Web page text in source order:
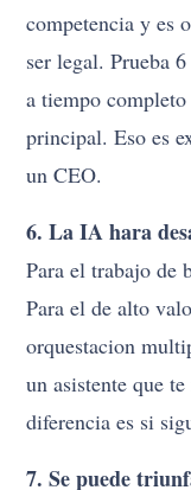
competencia y es
ser legal. Prueba
a tiempo
principal. Eso es
un CEO.
6. La IA hara
Para el trabajo de
Para el de alto
orquestacion
un asistente que
diferencia es si
7. Se puede